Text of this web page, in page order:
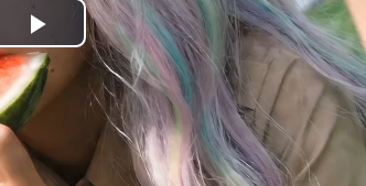
Play
Video